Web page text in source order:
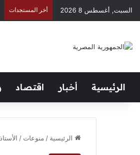
السبت, أغسطس 8 2026 أخر المستجدات
الرئيسية أخبار اقتصاد
الرئيسية / منوعات /